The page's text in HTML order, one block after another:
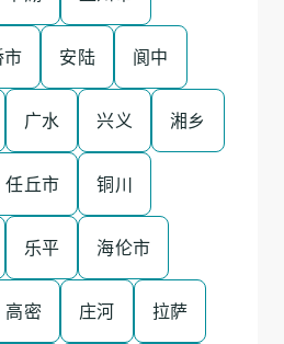
市 安陆 阆中
广水 兴义 湘乡
任丘市 铜川
乐平 海伦市
高密 庄河 拉萨